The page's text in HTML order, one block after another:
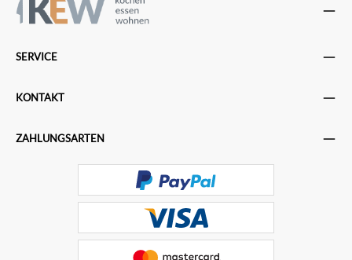
SERVICE
KONTAKT
ZAHLUNGSARTEN